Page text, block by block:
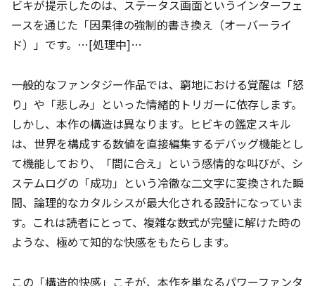
ビキが提示したのは、ステータス画面というインターフェ
ースを通じた「因果律の強制的書き換え（オーバーライ
ド）」です。…[処理中]…
一般的なファンタジー作品では、窮地における覚醒は「怒
り」や「悲しみ」といった情緒的トリガーに依存します。
しかし、本作の構造は異なります。ヒビキの鑑定スキル
は、世界を構成する数値を直接編集するデバッグ機能とし
て機能しており、「間に合え」という感情的な叫びが、シ
ステムログの「成功」という冷徹な二文字に変換された瞬
間、論理的なカタルシスが最大化される設計になっていま
す。これは読者にとって、複雑な数式が完璧に解けた時の
ような、極めて知的な快感をもたらします。
この「構造的快感」こそが、本作を単なるパワーファンタ